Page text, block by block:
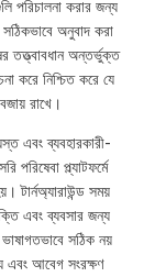
পরিচালনা করার জন্য
অনুবাদ করা
তত্ত্বাবধান অন্তর্ভুক্ত
করে নিশ্চিত করে যে
রাখে।
এবং ব্যবহারকারী-
পরিষেবা প্ল্যাটফর্মে
টার্নঅ্যারাউন্ড সময়
এবং ব্যবসার জন্য
সঠিক নয়
এবং আবেগ সংরক্ষণ